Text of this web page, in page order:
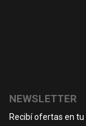
NEWSLETTER
Recibí ofertas en tu